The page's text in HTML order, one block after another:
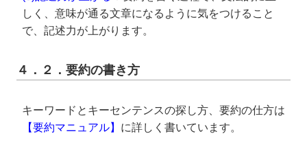
しく、意味が通る文章になるように気をつけること
で、記述力が上がります。
４．２．要約の書き方
キーワードとキーセンテンスの探し方、要約の仕方は
【要約マニュアル】 に詳しく書いています。